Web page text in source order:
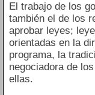
El trabajo de los
también el de los
aprobar leyes;
orientadas en la
programa, la
negociadora de
ellas.